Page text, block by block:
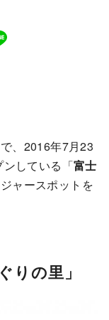
、2016年7月23
している「富士
ャースポットを
りの里」